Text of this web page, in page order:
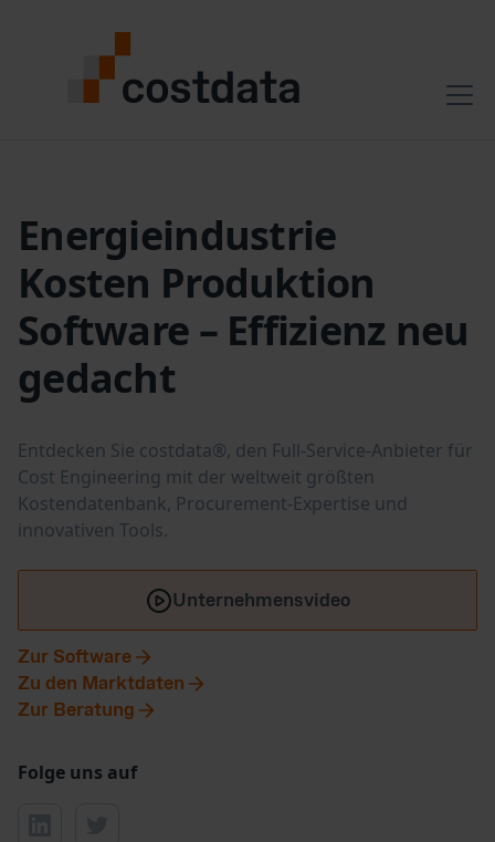
Energieindustrie
Kosten Produktion
Software – Effizienz neu
gedacht
Entdecken Sie costdata®, den Full-Service-Anbieter für
Cost Engineering mit der weltweit größten
Kostendatenbank, Procurement-Expertise und
innovativen Tools.
Unternehmensvideo
Zur Software
Zu den Marktdaten
Zur Beratung
Folge uns auf